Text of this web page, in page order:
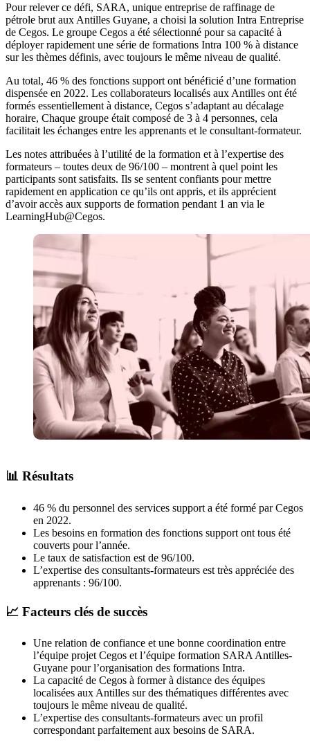
Pour relever ce défi, SARA, unique entreprise de raffinage de
pétrole brut aux Antilles Guyane, a choisi la solution Intra Entreprise
de Cegos. Le groupe Cegos a été sélectionné pour sa capacité à
déployer rapidement une série de formations Intra 100 % à distance
sur les thèmes définis, avec toujours le même niveau de qualité.
Au total, 46 % des fonctions support ont bénéficié d’une formation
dispensée en 2022. Les collaborateurs localisés aux Antilles ont été
formés essentiellement à distance, Cegos s’adaptant au décalage
horaire, Chaque groupe était composé de 3 à 4 personnes, cela
facilitait les échanges entre les apprenants et le consultant-formateur.
Les notes attribuées à l’utilité de la formation et à l’expertise des
formateurs – toutes deux de 96/100 – montrent à quel point les
participants sont satisfaits. Ils se sentent confiants pour mettre
rapidement en application ce qu’ils ont appris, et ils apprécient
d’avoir accès aux supports de formation pendant 1 an via le
LearningHub@Cegos.
📊 Résultats
46 % du personnel des services support a été formé par Cegos
en 2022.
Les besoins en formation des fonctions support ont tous été
couverts pour l’année.
Le taux de satisfaction est de 96/100.
L’expertise des consultants-formateurs est très appréciée des
apprenants : 96/100.
📈 Facteurs clés de succès
Une relation de confiance et une bonne coordination entre
l’équipe projet Cegos et l’équipe formation SARA Antilles-
Guyane pour l’organisation des formations Intra.
La capacité de Cegos à former à distance des équipes
localisées aux Antilles sur des thématiques différentes avec
toujours le même niveau de qualité.
L’expertise des consultants-formateurs avec un profil
correspondant parfaitement aux besoins de SARA.